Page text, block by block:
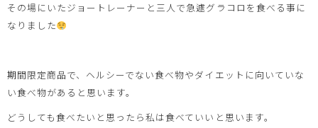
その場にいたジョートレーナーと三人で急遽グラコロを食べる事に
なりました
期間限定商品で、ヘルシーでない食べ物やダイエットに向いていな
い食べ物があると思います。
どうしても食べたいと思ったら私は食べていいと思います。